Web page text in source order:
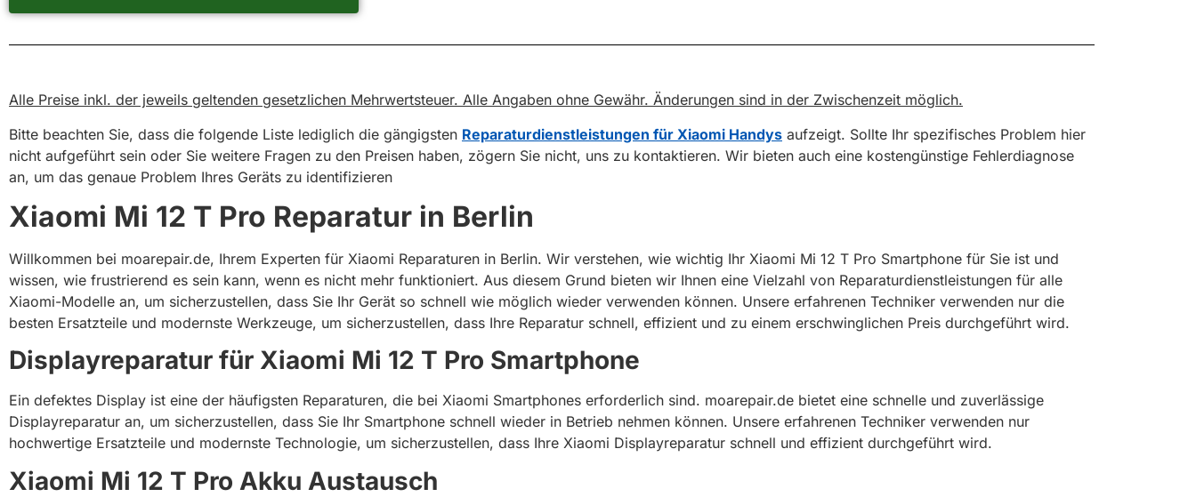
Alle Preise inkl. der jeweils geltenden gesetzlichen Mehrwertsteuer. Alle Angaben ohne Gewähr. Änderungen sind in der Zwischenzeit möglich.
Bitte beachten Sie, dass die folgende Liste lediglich die gängigsten Reparaturdienstleistungen für Xiaomi Handys aufzeigt. Sollte Ihr spezifisches Problem hier
nicht aufgeführt sein oder Sie weitere Fragen zu den Preisen haben, zögern Sie nicht, uns zu kontaktieren. Wir bieten auch eine kostengünstige Fehlerdiagnose
an, um das genaue Problem Ihres Geräts zu identifizieren
Xiaomi Mi 12 T Pro Reparatur in Berlin
Willkommen bei moarepair.de, Ihrem Experten für Xiaomi Reparaturen in Berlin. Wir verstehen, wie wichtig Ihr Xiaomi Mi 12 T Pro Smartphone für Sie ist und
wissen, wie frustrierend es sein kann, wenn es nicht mehr funktioniert. Aus diesem Grund bieten wir Ihnen eine Vielzahl von Reparaturdienstleistungen für alle
Xiaomi-Modelle an, um sicherzustellen, dass Sie Ihr Gerät so schnell wie möglich wieder verwenden können. Unsere erfahrenen Techniker verwenden nur die
besten Ersatzteile und modernste Werkzeuge, um sicherzustellen, dass Ihre Reparatur schnell, effizient und zu einem erschwinglichen Preis durchgeführt wird.
Displayreparatur für Xiaomi Mi 12 T Pro Smartphone
Ein defektes Display ist eine der häufigsten Reparaturen, die bei Xiaomi Smartphones erforderlich sind. moarepair.de bietet eine schnelle und zuverlässige
Displayreparatur an, um sicherzustellen, dass Sie Ihr Smartphone schnell wieder in Betrieb nehmen können. Unsere erfahrenen Techniker verwenden nur
hochwertige Ersatzteile und modernste Technologie, um sicherzustellen, dass Ihre Xiaomi Displayreparatur schnell und effizient durchgeführt wird.
Xiaomi Mi 12 T Pro Akku Austausch